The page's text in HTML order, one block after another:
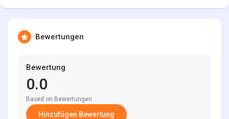
Bewertungen
Bewertung
0.0
Based on Bewertungen
Hinzufügen Bewertung